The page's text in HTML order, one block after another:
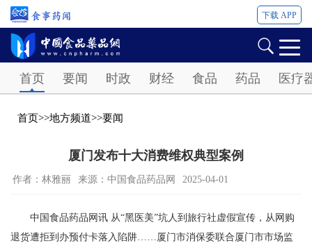
下载 APP
首页 要闻 时政 财经 食品 药品 医疗
首页>>地方频道>>要闻
厦门发布十大消费维权典型案例
作者：林雅丽 来源：中国食品药品网 2025-04-01
中国食品药品网讯 从“黑医美”坑人到旅行社虚假宣传，从网购
退货遭拒到办预付卡落入陷阱……厦门市消保委联合厦门市市场监